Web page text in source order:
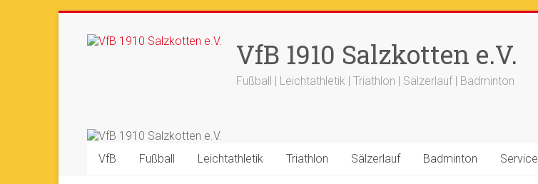
springen
VfB 1910 Salzkotten e.V.
Fußball | Leichtathletik | Triathlon | Sälzerlauf | Badminton
VfB Fußball Leichtathletik Triathlon Sälzerlauf Badminton Service
+++ 21-03. -
+++ 18.-19.04. -Werfertage+++